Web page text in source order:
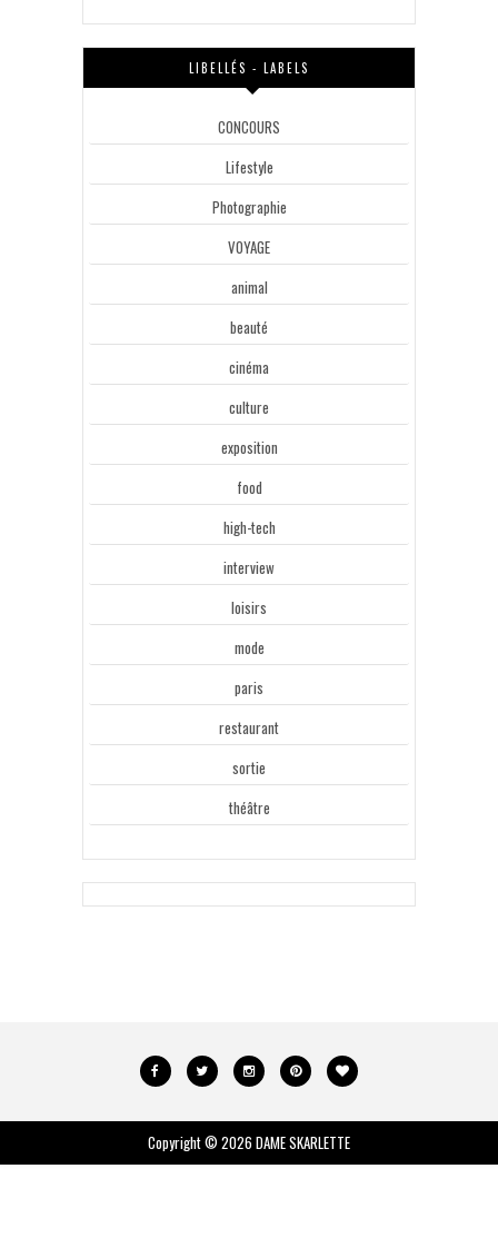
LIBELLÉS - LABELS
CONCOURS
Lifestyle
Photographie
VOYAGE
animal
beauté
cinéma
culture
exposition
food
high-tech
interview
loisirs
mode
paris
restaurant
sortie
théâtre
Copyright © 2026 DAME SKARLETTE